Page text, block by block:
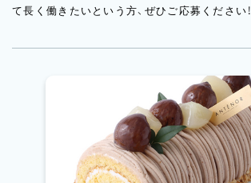
て長く働きたいという方、ぜひご応募ください！